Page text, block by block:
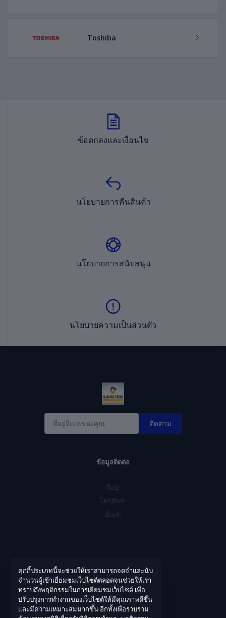
Toshiba
ข้อตกลงและเงื่อนไข
นโยบายการคืนสินค้า
นโยบายการสนับสนุน
นโยบายความเป็นส่วนตัว
ติดตาม
ข้อมูลติดต่อ
ที่อยู่:
โทรศัพท์:
อีเมล์:
บัญชีของฉัน
เข้าสู่ระบบ
ประวัติการสั่งซื้อ
คุกกี้ประเภทนี้จะช่วยให้เราสามารถจดจำและนับ
จำนวนผู้เข้าเยี่ยมชมเว็บไซต์ตลอดจนช่วยให้เรา
ทราบถึงพฤติกรรมในการเยี่ยมชมเว็บไซต์ เพื่อ
ปรับปรุงการทำงานของเว็บไซต์ให้มีคุณภาพดีขึ้น
และมีความเหมาะสมมากขึ้น อีกทั้งเพื่อรวบรวม